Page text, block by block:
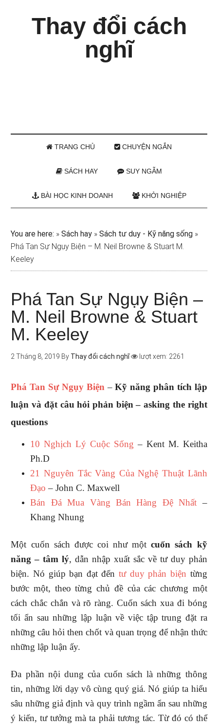
Thay đổi cách
nghĩ
TRANG CHỦ CHUYỆN NGẮN
SÁCH HAY SUY NGẪM
BÀI HỌC KINH DOANH KHỞI NGHIỆP
You are here: »Sách hay »Sách tư duy - Kỹ năng sống »
Phá Tan Sự Ngụy Biện – M. Neil Browne & Stuart M.
Keeley
Phá Tan Sự Ngụy Biện –
M. Neil Browne & Stuart
M. Keeley
2 Tháng 8, 2019 By Thay đổi cách nghĩ lượt xem: 2261
Phá Tan Sự Ngụy Biện –Kỹ năng phân tích lập
luận và đặt câu hỏi phản biện – asking the right
questions
10 Nghịch Lý Cuộc Sống – Kent M. Keitha
Ph.D
21 Nguyên Tắc Vàng Của Nghệ Thuật Lãnh
Đạo – John C. Maxwell
Bán Đá Mua Vàng Bán Hàng Đệ Nhất –
Khang Nhung
Một cuốn sách được coi như mộtcuốn sách kỹ
năng – tâm lý, dẫn nhập xuất sắc về tư duy phản
biện. Nó giúp bạn đạt đếntư duy phản biện từng
bước một, theo từng chủ đề của các chương một
cách chắc chắn và rõ ràng. Cuốn sách xua đi bóng
tối ẩn sau những lập luận về việc tập trung đặt ra
những câu hỏi then chốt và quan trọng để nhận thức
những lập luận ấy.
Đa phần nội dung của cuốn sách là những thông
tin, những lời dạy vô cùng quý giá. Nó giúp ta hiểu
sâu những giả định và quy trình ngầm ẩn sau những
ý kiến, tư tưởng mà ta phải tương tác. Từ đó có thể